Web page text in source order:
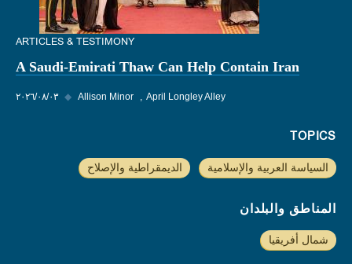
ARTICLES & TESTIMONY
A Saudi-Emirati Thaw Can Help Contain Iran
٠٣‏/٠٨‏/٢٠٢٦ ◆ Allison Minor April Longley Alley
TOPICS
السياسة العربية والإسلامية الديمقراطية والإصلاح
المناطق والبلدان
شمال أفريقيا